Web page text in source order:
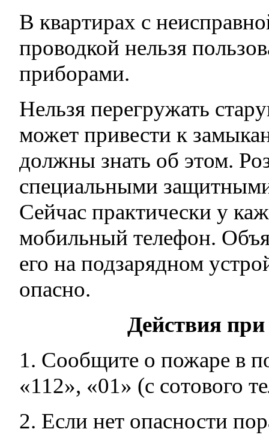
В квартирах с
проводкой нельзя
приборами.
Нельзя перегружать
может привести к
должны знать об этом.
специальными
Сейчас практически у
мобильный телефон.
его на подзарядном
опасно.
Действия
1. Сообщите о пожаре в
«112», «01» (с сотового
2. Если нет опасности